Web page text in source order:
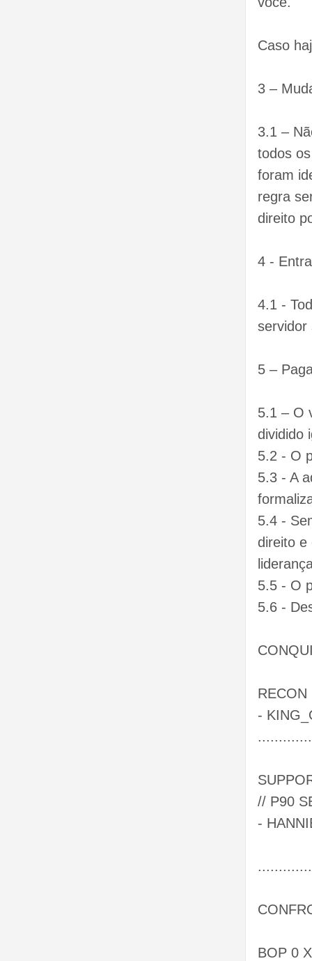
Caso
3 –
3.1 –
todos
foram
regra
direito
4 -
4.1 -
servidor
5 –
5.1 – O
dividido
5.2 - O
5.3 - A
5.4 -
direito e
5.5 - O
5.6 -
RECON
-
// P90
-
BOP 0